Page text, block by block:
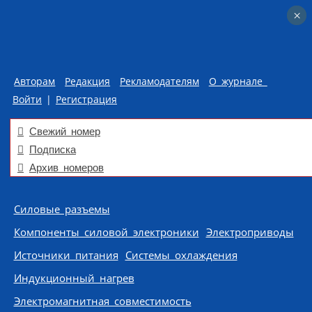
Авторам Редакция Рекламодателям
О журнале
Войти | Регистрация
Свежий номер
Подписка
Архив номеров
Skip to content
Силовые разъемы
Компоненты силовой электроники Электроприводы
Источники питания Системы охлаждения
Индукционный нагрев
Электромагнитная совместимость
×
×